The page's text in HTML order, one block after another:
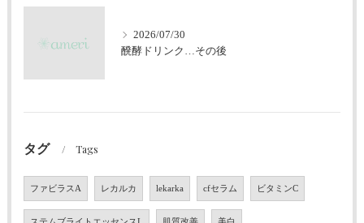
2026/07/30
醗酵ドリンク…その後
タグ Tags
ファビラスA レカルカ lekarka cfセラム ビタミンC